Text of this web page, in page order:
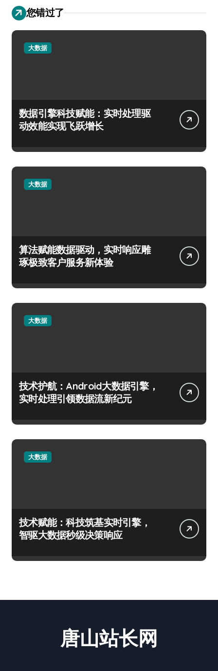
您错过了
大数据
数据引擎科技赋能：实时处理驱
动效能实现飞跃增长
大数据
算法赋能数据驱动，实时响应雕
琢极致客户服务新体验
大数据
技术护航：Android大数据引擎，
实时处理引领数据流新纪元
大数据
技术赋能：科技筑基实时引擎，
智驱大数据秒级决策响应
唐山站长网